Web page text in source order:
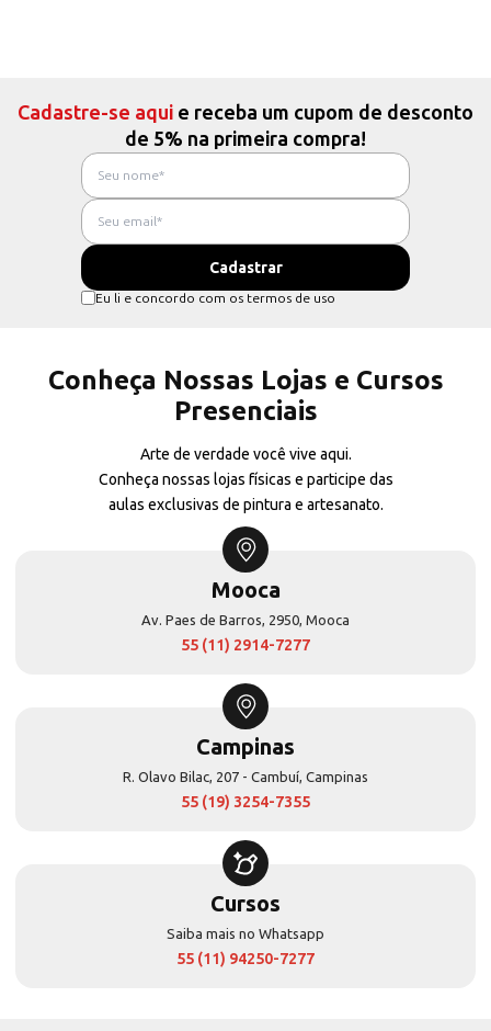
Cadastre-se aqui e receba um cupom de desconto
de 5% na primeira compra!
Eu li e concordo com os termos de uso
Conheça Nossas Lojas e Cursos
Presenciais
Arte de verdade você vive aqui.
Conheça nossas lojas físicas e participe das
aulas exclusivas de pintura e artesanato.
Mooca
Av. Paes de Barros, 2950, Mooca
55 (11) 2914-7277
Campinas
R. Olavo Bilac, 207 - Cambuí, Campinas
55 (19) 3254-7355
Cursos
Saiba mais no Whatsapp
55 (11) 94250-7277